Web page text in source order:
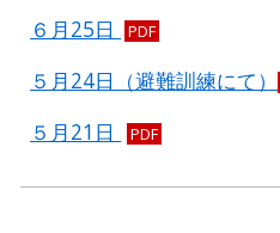
６月25日 PDF
５月24日（避難訓練にて）
５月21日 PDF